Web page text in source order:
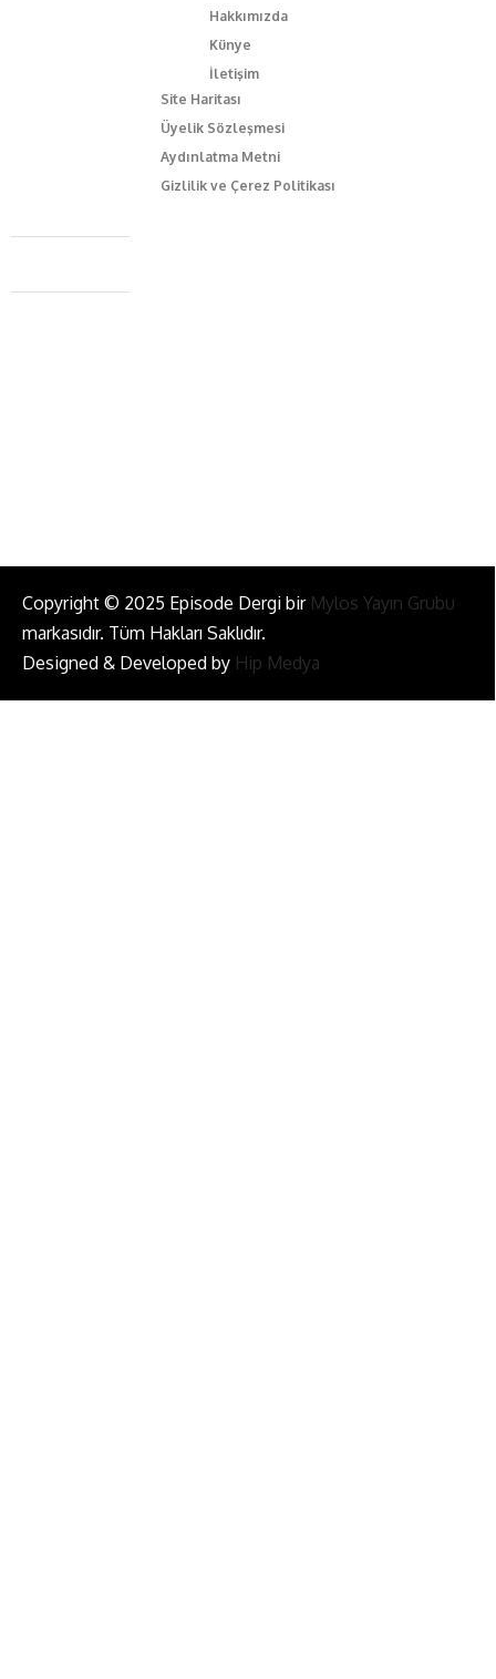
Hakkımızda
Künye
İletişim
Site Haritası
Üyelik Sözleşmesi
Aydınlatma Metni
Gizlilik ve Çerez Politikası
Caferağa Mah. Dr. Şakir Paşa Sok. No3/A Kadıköy İstanbul
+90 543 345 46 00
Copyright © 2025 Episode Dergi bir Mylos Yayın Grubu
markasıdır. Tüm Hakları Saklıdır.
Designed & Developed by Hip Medya